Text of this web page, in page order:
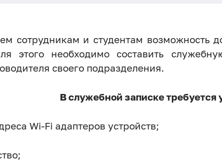
сотрудникам и студентам возможность
этого необходимо составить
своего подразделения.
В служебной записке требуется
Wi-Fi адаптеров устройств;